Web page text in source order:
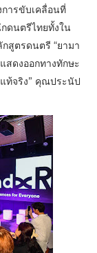
การขับเคลื่อนที่
ดนตรีไทยทั้งใน
สูตรดนตรี “ยามา
สดงออกทางทักษะ
ท้จริง” คุณประนัป